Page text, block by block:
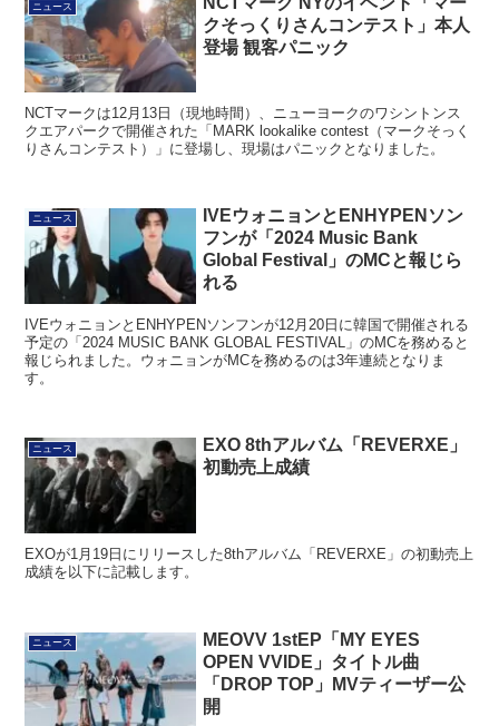
ニュース
クそっくりさんコンテスト」本人
登場 観客パニック
NCTマークは12月13日（現地時間）、ニューヨークのワシントンス
クエアパークで開催された「MARK lookalike contest（マークそっく
りさんコンテスト）」に登場し、現場はパニックとなりました。
ニュース
IVEウォニョンとENHYPENソン
フンが「2024 Music Bank
Global Festival」のMCと報じら
れる
IVEウォニョンとENHYPENソンフンが12月20日に韓国で開催される
予定の「2024 MUSIC BANK GLOBAL FESTIVAL」のMCを務めると
報じられました。ウォニョンがMCを務めるのは3年連続となりま
す。
ニュース
EXO 8thアルバム「REVERXE」
初動売上成績
EXOが1月19日にリリースした8thアルバム「REVERXE」の初動売上
成績を以下に記載します。
ニュース
MEOVV 1stEP「MY EYES
OPEN VVIDE」タイトル曲
「DROP TOP」MVティーザー公
開